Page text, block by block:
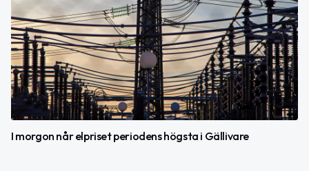
I morgon når elpriset periodens högsta i Gällivare